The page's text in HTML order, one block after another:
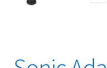
Linkpartners